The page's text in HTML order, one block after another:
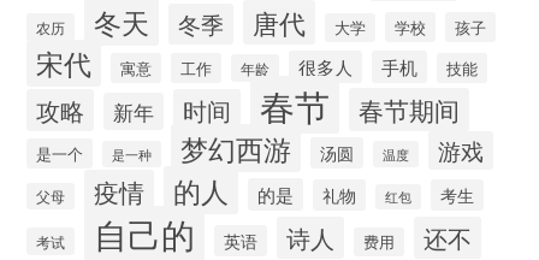
农历 冬天 冬季 唐代 大学 学校 孩子
宋代 寓意 工作 年龄 很多人 手机 技能
攻略 新年 时间 春节 春节期间
是一个 是一种 梦幻西游 汤圆 温度 游戏
父母 疫情 的人 的是 礼物 红包 考生
考试 自己的 英语 诗人 费用 还不